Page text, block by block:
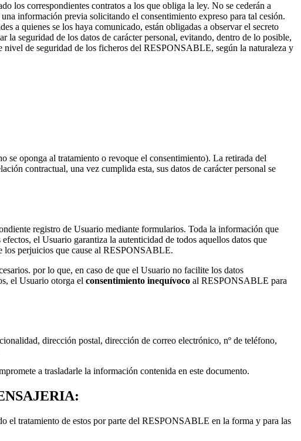
los correspondientes contratos a los que obliga la ley. No se cederán a
información previa solicitando el consentimiento expreso para tal cesión.
a quienes se los haya comunicado, están obligadas a observar el secreto
la seguridad de los datos de carácter personal, evitando, dentro de lo posible,
nivel de seguridad de los ficheros del RESPONSABLE, según la naturaleza y
se oponga al tratamiento o revoque el consentimiento). La retirada del
contractual, una vez cumplida esta, sus datos de carácter personal se
registro de Usuario mediante formularios. Toda la información que
el Usuario garantiza la autenticidad de todos aquellos datos que
los perjuicios que cause al RESPONSABLE.
por lo que, en caso de que el Usuario no facilite los datos
el Usuario otorga el consentimiento inequívoco al RESPONSABLE para
dirección postal, dirección de correo electrónico, nº de teléfono,
a trasladarle la información contenida en este documento.
el tratamiento de estos por parte del RESPONSABLE en la forma y para las